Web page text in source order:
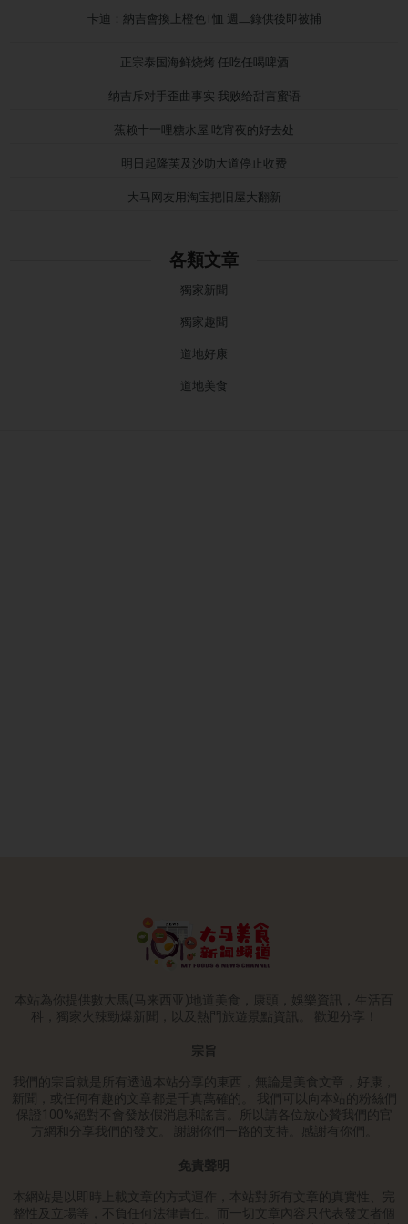
卡迪：納吉會換上橙色T恤 週二錄供後即被捕
正宗泰国海鲜烧烤 任吃任喝啤酒
纳吉斥对手歪曲事实 我败给甜言蜜语
蕉赖十一哩糖水屋 吃宵夜的好去处
明日起隆芙及沙叻大道停止收费
大马网友用淘宝把旧屋大翻新
各類文章
獨家新聞
獨家趣聞
道地好康
道地美食
本站為你提供數大馬(马来西亚)地道美食，康頭，娛樂資訊，生活百
科，獨家火辣勁爆新聞，以及熱門旅遊景點資訊。 歡迎分享！
宗旨
我們的宗旨就是所有透過本站分享的東西，無論是美食文章，好康，
新聞，或任何有趣的文章都是千真萬確的。 我們可以向本站的粉絲們
保證100%絕對不會發放假消息和謠言。所以請各位放心贊我們的官
方網和分享我們的發文。 謝謝你們一路的支持。感謝有你們。
免責聲明
本網站是以即時上載文章的方式運作，本站對所有文章的真實性、完
整性及立場等，不負任何法律責任。而一切文章內容只代表發文者個